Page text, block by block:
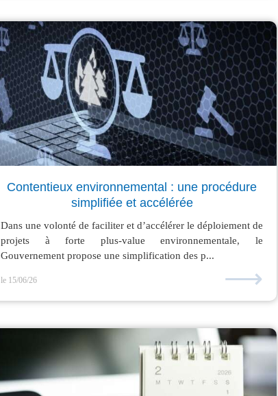
Contentieux environnemental : une procédure
simplifiée et accélérée
Dans une volonté de faciliter et d’accélérer le déploiement de
projets à forte plus-value environnementale, le
Gouvernement propose une simplification des p...
le 15/06/26 ⟶